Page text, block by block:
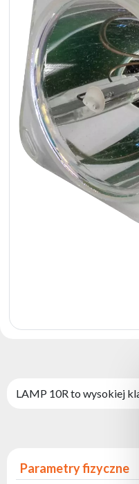
Akcesoria
Oświetlenie
Ekspozycyjne
Lasery
Stroboskopy
Reflektory
Prowadzące
Reflektory
LAMP 10R to wysokiej
Parametry fizyczne